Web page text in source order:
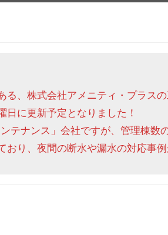
、株式会社アメニティ・プラス
に更新予定となりました！
ナンス」会社ですが、管理棟数
おり、夜間の断水や漏水の対応事